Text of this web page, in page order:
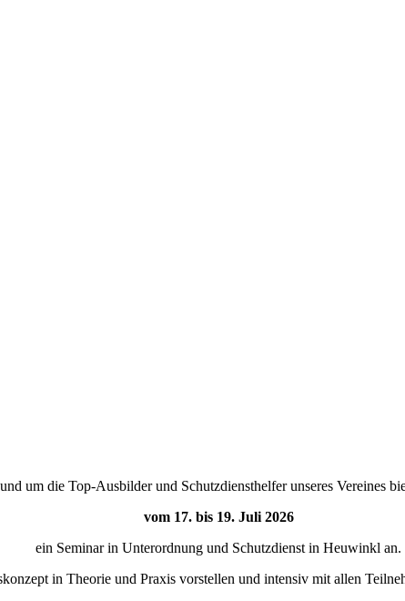
um die Top-Ausbilder und Schutzdiensthelfer unseres Vereines
vom 17. bis 19. Juli 2026
ein Seminar in Unterordnung und Schutzdienst in Heuwinkl an.
in Theorie und Praxis vorstellen und intensiv mit allen